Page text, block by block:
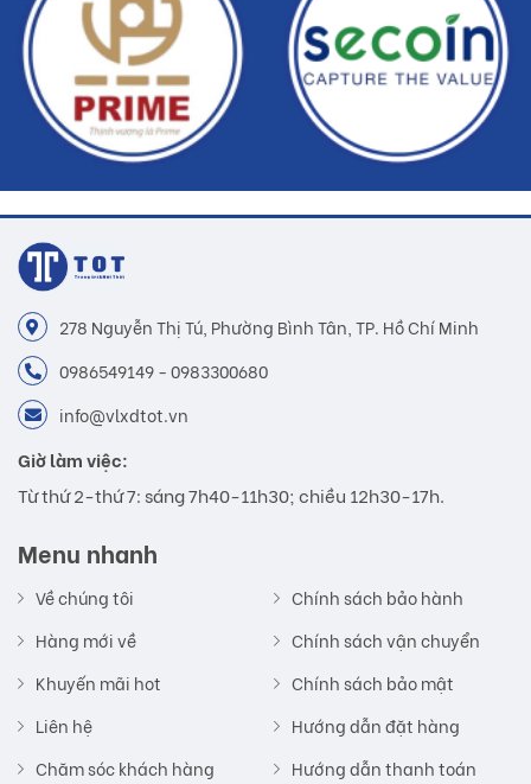
278 Nguyễn Thị Tú, Phường Bình Tân, TP. Hồ Chí Minh
0986549149 - 0983300680
info@vlxdtot.vn
Giờ làm việc:
Từ thứ 2-thứ 7: sáng 7h40-11h30; chiều 12h30-17h.
Menu nhanh
Về chúng tôi
Hàng mới về
Khuyến mãi hot
Liên hệ
Chăm sóc khách hàng
Chính sách bảo hành
Chính sách vận chuyển
Chính sách bảo mật
Hướng dẫn đặt hàng
Hướng dẫn thanh toán